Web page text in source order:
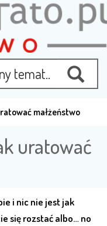
małżeństwo
uratować
i nic nie jest jak
się rozstać albo… no